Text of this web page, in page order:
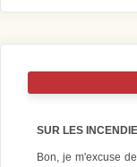
SUR LES
Bon, je m'excuse